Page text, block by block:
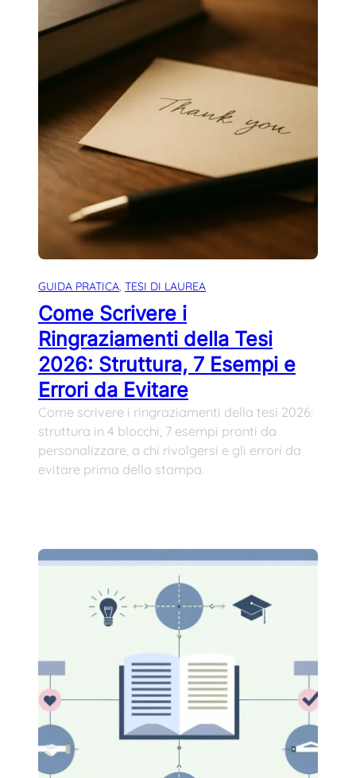
GUIDA PRATICA, TESI DI LAUREA
Come Scrivere i
Ringraziamenti della Tesi
2026: Struttura, 7 Esempi e
Errori da Evitare
Come scrivere i ringraziamenti della tesi 2026:
struttura in 4 blocchi, 7 esempi pronti da
personalizzare, a chi rivolgersi e gli errori da
evitare prima della stampa.